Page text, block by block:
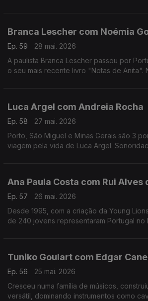
Branca Lescher com Noémia
Ep. 59
28 mai. 2026
A paulista Branca Lescher passou por
o seu mais recente livro "Notas de Anita".
Luca Argel com Andreia Rocha
Ep. 58
27 mai. 2026
Porto, São Miguel e Minas Gerais são 3
viagem pela vida de Luca Argel.
Ana Paula Costa com Rui Alves
Ep. 57
26 mai. 2026
Desde 1995, com a criação da Young
de 240 jovens representaram Portugal no
Tuniko Goulart com Edgar
Ep. 56
25 mai. 2026
Cresceu numa família de músicos,
versátil, dominando instrumentos como